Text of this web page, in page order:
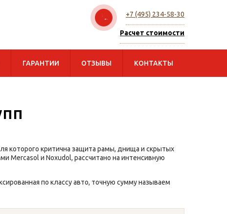
+7 (495) 234-58-30
Расчет стоимости
ГАРАНТИИ ОТЗЫВЫ КОНТАКТЫ
которого критична защита рамы, днища и скрытых
Mercasol и Noxudol, рассчитано на интенсивную
по классу авто, точную сумму называем